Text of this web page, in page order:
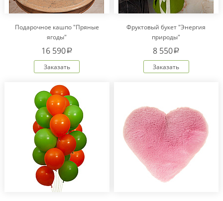
Подарочное кашпо "Пряные
ягоды"
16 590a
Заказать
Фруктовый букет "Энергия
природы"
8 550a
Заказать